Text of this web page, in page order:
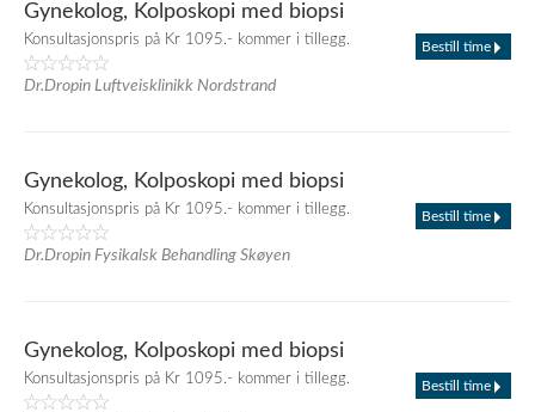
Gynekolog, Kolposkopi med biopsi
Konsultasjonspris på Kr 1095.- kommer i tillegg.
Dr.Dropin Luftveisklinikk Nordstrand
Bestill time
Gynekolog, Kolposkopi med biopsi
Konsultasjonspris på Kr 1095.- kommer i tillegg.
Dr.Dropin Fysikalsk Behandling Skøyen
Bestill time
Gynekolog, Kolposkopi med biopsi
Konsultasjonspris på Kr 1095.- kommer i tillegg. Bestill time